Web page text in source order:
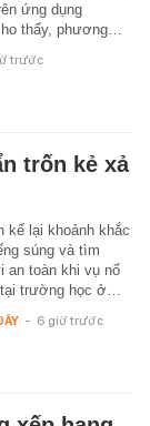
ứng dụng
thấy, phương…
trước
trốn kẻ xả
kể lại khoảnh khắc
súng và tìm
an toàn khi vụ nổ
tại trường học ở…
- 6 giờ trước